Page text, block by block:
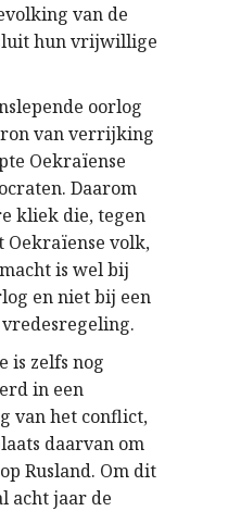
van de
hun vrijwillige
oorlog
van verrijking
Oekraïense
Daarom
kliek die, tegen
Oekraïense volk,
is wel bij
en niet bij een
is zelfs nog
in een
van het conflict,
daarvan om
Rusland. Om dit
acht jaar de